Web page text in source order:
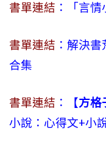
書單連結 ：「言
書單連結 ：解決
合集
書單連結 ：【方格
小說：心得文+小